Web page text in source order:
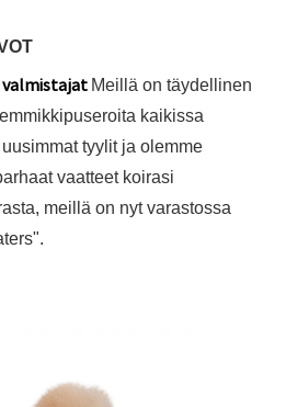
Meillä on täydellinen
kaikissa
tyylit ja olemme
vaatteet koirasi
meillä on nyt varastossa